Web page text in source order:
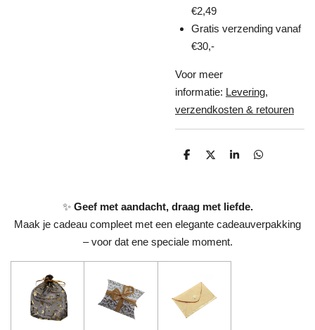
€2,49
Gratis verzending vanaf
€30,-
Voor meer
informatie: Levering,
verzendkosten & retouren
D
D
S
e
D
✨ Geef met aandacht, draag met liefde.
Maak je cadeau compleet met een elegante cadeauverpakking
– voor dat ene speciale moment.